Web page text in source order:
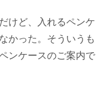
けど、入れるペンケ
かった。そういうも
ンケースのご案内で